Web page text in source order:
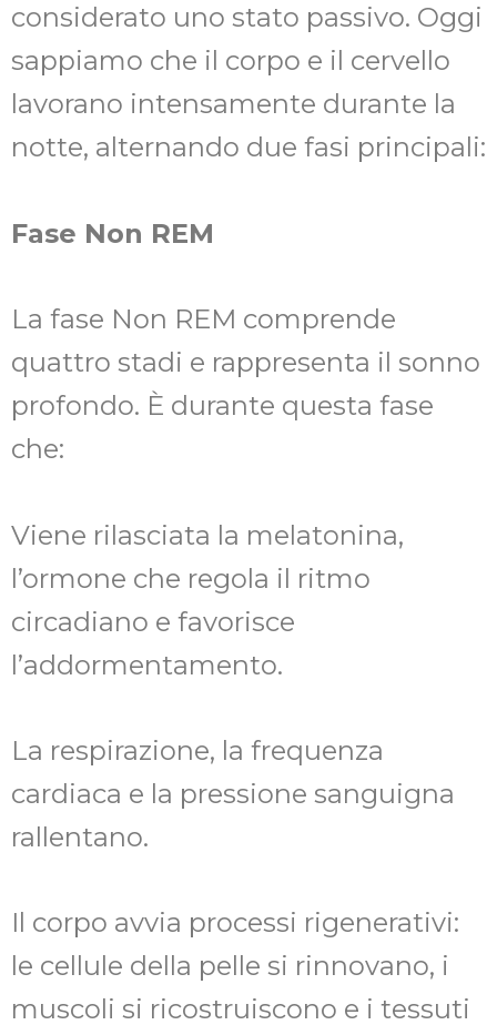
considerato uno stato passivo. Oggi
sappiamo che il corpo e il cervello
lavorano intensamente durante la
notte, alternando due fasi principali:
Fase Non REM
La fase Non REM comprende
quattro stadi e rappresenta il sonno
profondo. È durante questa fase
che:
Viene rilasciata la melatonina,
l’ormone che regola il ritmo
circadiano e favorisce
l’addormentamento.
La respirazione, la frequenza
cardiaca e la pressione sanguigna
rallentano.
Il corpo avvia processi rigenerativi:
le cellule della pelle si rinnovano, i
muscoli si ricostruiscono e i tessuti